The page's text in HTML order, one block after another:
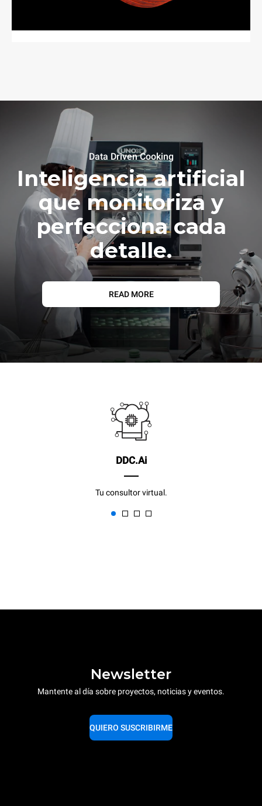
Data Driven Cooking
Inteligencia artificial
que monitoriza y
perfecciona cada
detalle.
READ MORE
DDC.Ai
Tu consultor virtual.
Newsletter
Mantente al día sobre proyectos, noticias y eventos.
QUIERO SUSCRIBIRME